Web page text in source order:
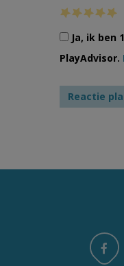
Ja, ik ben
PlayAdvisor.